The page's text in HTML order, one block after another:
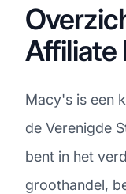
Affiliate
Macy's is een
de Verenigde
bent in het
groothandel,